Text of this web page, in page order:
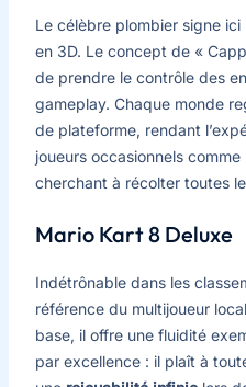
Le célèbre plombier signe ici
en 3D. Le concept de «
de prendre le contrôle des
gameplay. Chaque monde
de plateforme, rendant
joueurs occasionnels
cherchant à récolter toutes
Mario Kart 8 Deluxe
Indétrônable dans les
référence du multijoueur
base, il offre une fluidité
par excellence : il plaît à